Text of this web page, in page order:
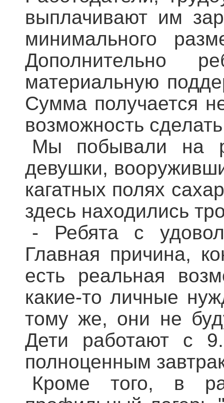
выплачивают им
минимального
Дополнительно
материальную
Сумма получается
возможность
Мы побывали на
девушки,
кагатных полях
здесь находились
- Ребята с
Главная причина,
есть реальная
какие-то личные
тому же, они не
Дети работают с
полноценным
Кроме того, в